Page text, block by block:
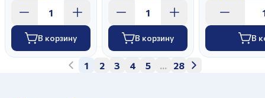
В корзину В корзину В
1 2 3 4 5 ... 28